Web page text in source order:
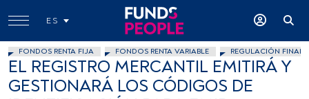
ES
FONDOS RENTA FIJA FONDOS RENTA VARIABLE REGULACIÓN
EL REGISTRO MERCANTIL EMITIRÁ Y
GESTIONARÁ LOS CÓDIGOS DE